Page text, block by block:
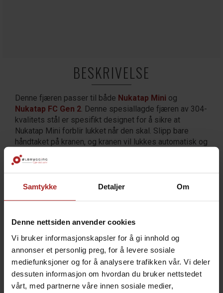
Samtykke Detaljer Om
Denne nettsiden anvender cookies
Vi bruker informasjonskapsler for å gi innhold og
annonser et personlig preg, for å levere sosiale
mediefunksjoner og for å analysere trafikken vår. Vi deler
dessuten informasjon om hvordan du bruker nettstedet
vårt, med partnerne våre innen sosiale medier,
BESKRIVELSE
Denne fjæren passer til både Nukatap Mini og
Nukatap FC Gen 2. Denne spesiallagde fjæren av 304-
kvalitets stål er spesifikt designet for å sikre at
Nukatap Mini forblir lukket når den skal. Slipp bare
håndtaket på kranen, og kranen vil lukkes automatisk og
forhindre at den ved et uhell forblir åpen og tømmer
fatet på gulvet.
TEKNISK INFO
Nukatap
Nukatap Mini
TILBEHØR